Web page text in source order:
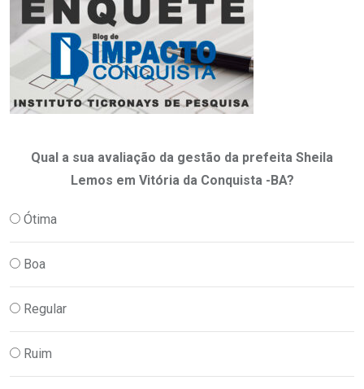
Qual a sua avaliação da gestão da prefeita Sheila
Lemos em Vitória da Conquista -BA?
Ótima
Boa
Regular
Ruim